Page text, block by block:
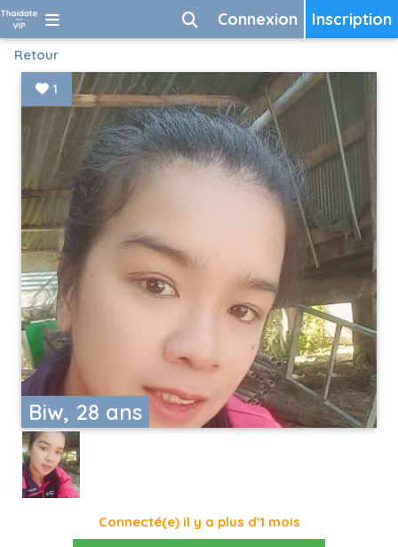
Inscription
Connexion
Retour
Biw, 28 ans
1
Connecté(e) il y a plus d'1 mois